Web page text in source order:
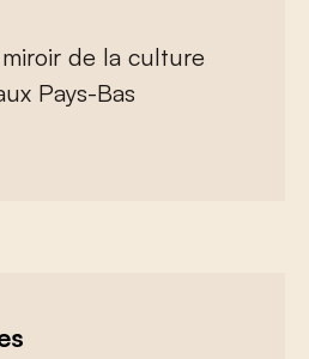
de la culture
Pays-Bas